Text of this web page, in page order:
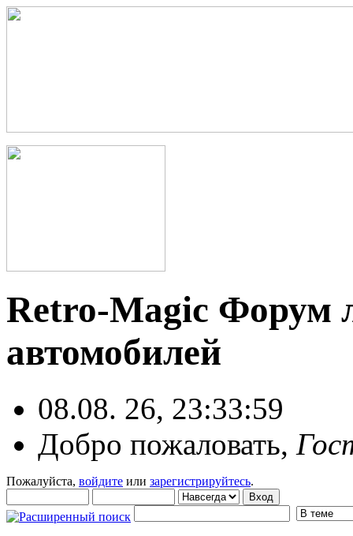
Retro-Magic Форум
автомобилей
08.08. 26, 23:33:59
Добро пожаловать,
Пожалуйста, войдите или зарегистрируйтесь.